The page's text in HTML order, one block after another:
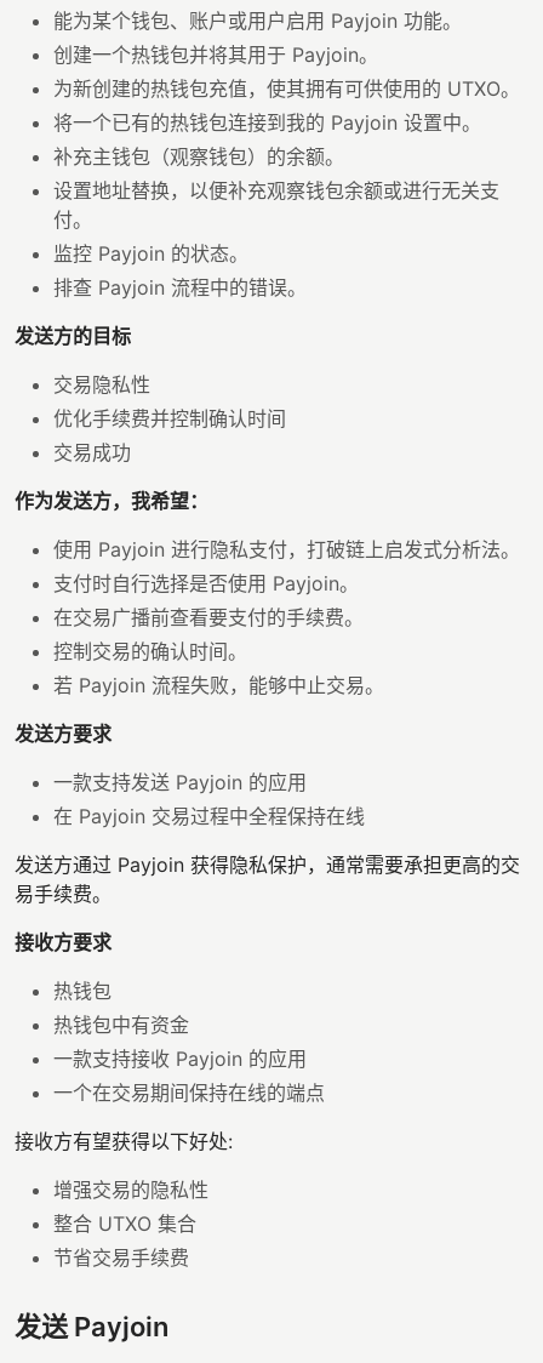
能为某个钱包、账户或用户启用 Payjoin 功能。
创建一个热钱包并将其用于 Payjoin。
为新创建的热钱包充值，使其拥有可供使用的 UTXO。
将一个已有的热钱包连接到我的 Payjoin 设置中。
补充主钱包（观察钱包）的余额。
设置地址替换，以便补充观察钱包余额或进行无关支
付。
监控 Payjoin 的状态。
排查 Payjoin 流程中的错误。
发送方的目标
交易隐私性
优化手续费并控制确认时间
交易成功
作为发送方，我希望：
使用 Payjoin 进行隐私支付，打破链上启发式分析法。
支付时自行选择是否使用 Payjoin。
在交易广播前查看要支付的手续费。
控制交易的确认时间。
若 Payjoin 流程失败，能够中止交易。
发送方要求
一款支持发送 Payjoin 的应用
在 Payjoin 交易过程中全程保持在线
发送方通过 Payjoin 获得隐私保护，通常需要承担更高的交
易手续费。
接收方要求
热钱包
热钱包中有资金
一款支持接收 Payjoin 的应用
一个在交易期间保持在线的端点
接收方有望获得以下好处:
增强交易的隐私性
整合 UTXO 集合
节省交易手续费
发送 Payjoin